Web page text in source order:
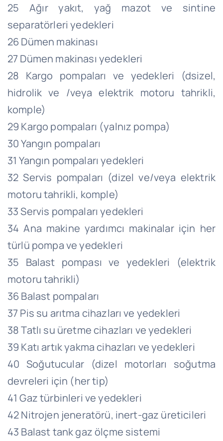
25 Ağır yakıt, yağ mazot ve sintine
separatörleri yedekleri
26 Dümen makinası
27 Dümen makinası yedekleri
28 Kargo pompaları ve yedekleri (dsizel,
hidrolik ve /veya elektrik motoru tahrikli,
komple)
29 Kargo pompaları (yalnız pompa)
30 Yangın pompaları
31 Yangın pompaları yedekleri
32 Servis pompaları (dizel ve/veya elektrik
motoru tahrikli, komple)
33 Servis pompaları yedekleri
34 Ana makine yardımcı makinalar için her
türlü pompa ve yedekleri
35 Balast pompası ve yedekleri (elektrik
motoru tahrikli)
36 Balast pompaları
37 Pis su arıtma cihazları ve yedekleri
38 Tatlı su üretme cihazları ve yedekleri
39 Katı artık yakma cihazları ve yedekleri
40 Soğutucular (dizel motorları soğutma
devreleri için (her tip)
41 Gaz türbinleri ve yedekleri
42 Nitrojen jeneratörü, inert-gaz üreticileri
43 Balast tank gaz ölçme sistemi